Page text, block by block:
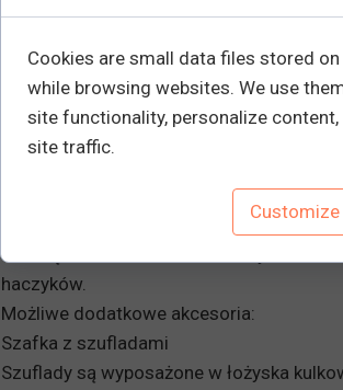
Wysokość szafki x głębokość x
885x400x600
Średnica koła x szerokość mm: 125x27
Waga kg: Guma 32
perforowanej stali i podwoziem z
Wózek posiada również cztery obrotowe
dwa są blokowane. Dostarczany z
haczyków.
Możliwe dodatkowe akcesoria:
Szafka z szufladami
Szuflady są wyposażone w łożyska
Cookies are small data files stored
while browsing websites. We use
site functionality, personalize content,
site traffic.
Customize